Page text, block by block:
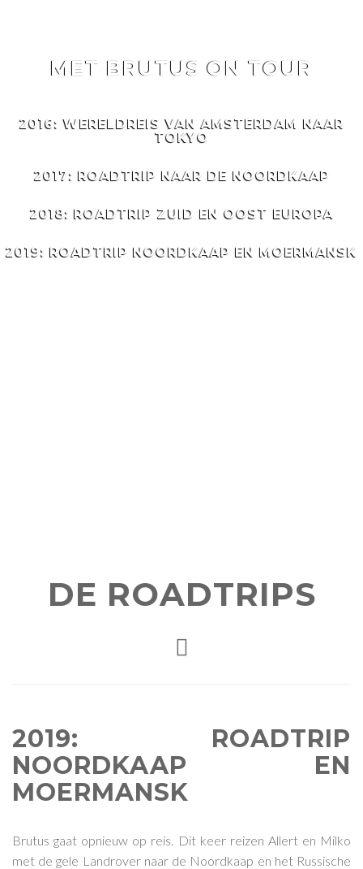
MET BRUTUS ON TOUR
2016: WERELDREIS VAN AMSTERDAM NAAR
TOKYO
2017: ROADTRIP NAAR DE NOORDKAAP
2018: ROADTRIP ZUID EN OOST EUROPA
2019: ROADTRIP NOORDKAAP EN MOERMANSK
DE ROADTRIPS
2019: ROADTRIP
NOORDKAAP EN
MOERMANSK
Brutus gaat opnieuw op reis. Dit keer reizen Allert en Milko
met de gele Landrover naar de Noordkaap en het Russische